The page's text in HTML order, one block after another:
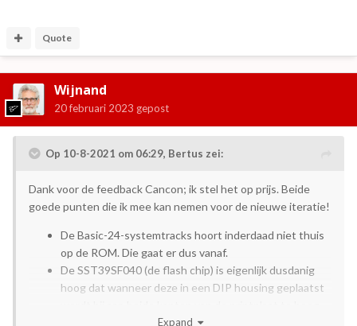
Quote
Wijnand
20 februari 2023 gepost
Op 10-8-2021 om 06:29, Bertus zei:
Dank voor de feedback Cancon; ik stel het op prijs. Beide
goede punten die ik mee kan nemen voor de nieuwe iteratie!
De Basic-24-systemtracks hoort inderdaad niet thuis
op de ROM. Die gaat er dus vanaf.
De SST39SF040 (de flash chip) is eigenlijk dusdanig
hoog dat wanneer deze in een DIP housing geplaatst
zou zijn. Nu is het inderdaad zo dat de achterzijde
Expand